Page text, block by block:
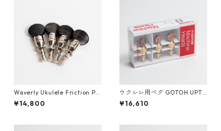
Waverly Ukulele Friction Pe
gs ウクレレ用フリクションペ
グ（4個セット）
¥14,800
ウクレレ用ペグ GOTOH UPT-
UB8-GG
¥16,610